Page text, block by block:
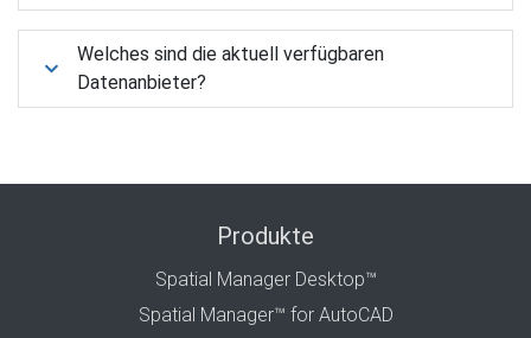
Welches sind die aktuell verfügbaren
Datenanbieter?
Produkte
Spatial Manager Desktop™
Spatial Manager™ for AutoCAD